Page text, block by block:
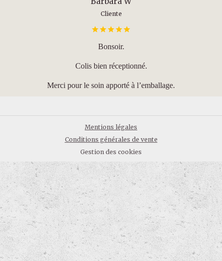
Cliente
Bonsoir.
Colis bien réceptionné.
Merci pour le soin apporté à l’emballage.
Mentions légales
Conditions générales de vente
Gestion des cookies